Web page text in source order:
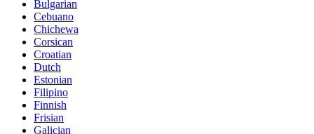
Bulgarian
Cebuano
Chichewa
Corsican
Croatian
Dutch
Estonian
Filipino
Finnish
Frisian
Galician